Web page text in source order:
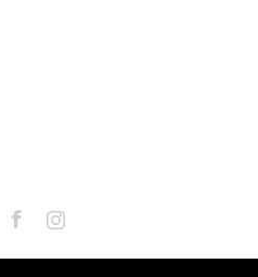
Twitter Facebook